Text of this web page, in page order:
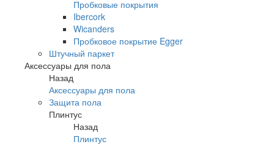
Пробковые покрытия
Ibercork
Wicanders
Пробковое покрытие Egger
Штучный паркет
Аксессуары для пола
Назад
Аксессуары для пола
Защита пола
Плинтус
Назад
Плинтус